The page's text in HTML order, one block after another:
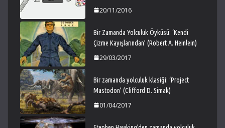
20/11/2016
Bir Zamanda Yolculuk Öyküsü: ‘Kendi
Çizme Kayışlarından’ (Robert A. Heinlein)
29/03/2017
Bir zamanda yolculuk klasiği: ‘Project
Mastodon’ (Clifford D. Simak)
01/04/2017